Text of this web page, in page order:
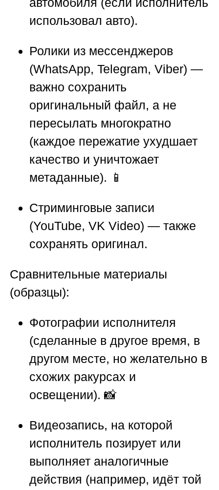
использовал авто).
Ролики из мессенджеров
(WhatsApp, Telegram, Viber) —
важно сохранить
оригинальный файл, а не
пересылать многократно
(каждое пережатие ухудшает
качество и уничтожает
метаданные). 📱
Стриминговые записи
(YouTube, VK Video) — также
сохранять оригинал.
Сравнительные материалы
(образцы):
Фотографии исполнителя
(сделанные в другое время, в
другом месте, но желательно в
схожих ракурсах и
освещении). 📸
Видеозапись, на которой
исполнитель позирует или
выполняет аналогичные
действия (например, идёт той